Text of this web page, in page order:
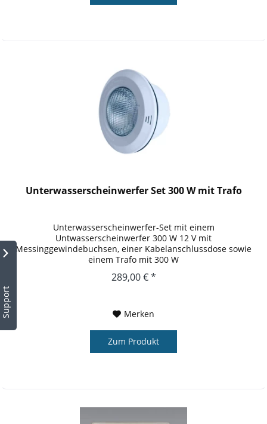
Support
Unterwasserscheinwerfer Set 300 W mit Trafo
Unterwasserscheinwerfer-Set mit einem
Untwasserscheinwerfer 300 W 12 V mit
Messinggewindebuchsen, einer Kabelanschlussdose sowie
einem Trafo mit 300 W
289,00 € *
Merken
Zum Produkt